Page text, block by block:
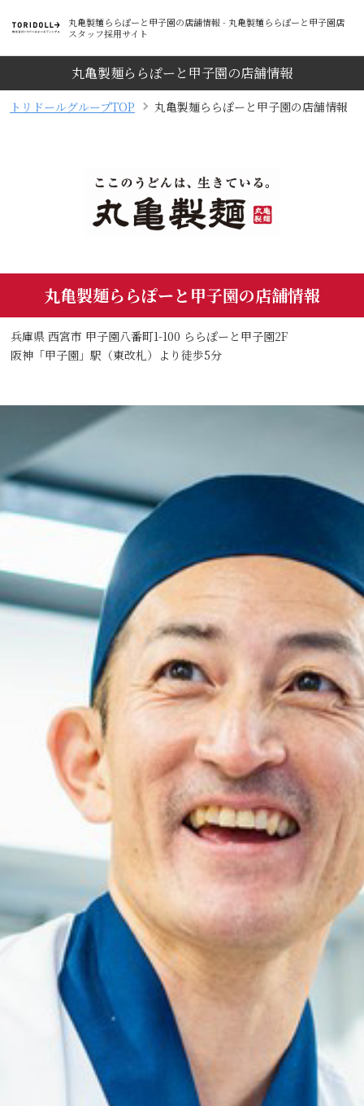
丸亀製麺ららぽーと甲子園の店舗情報 - 丸亀製麺ららぽーと甲子園店
スタッフ採用サイト
丸亀製麺ららぽーと甲子園の店舗情報
トリドールグループTOP 丸亀製麺ららぽーと甲子園の店舗情報
丸亀製麺ららぽーと甲子園の店舗情報
兵庫県 西宮市 甲子園八番町1-100 ららぽーと甲子園2F
阪神「甲子園」駅（東改札）より徒歩5分